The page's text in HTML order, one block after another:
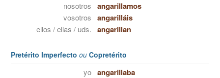
nosotros angarillamos
vosotros angarilláis
ellos / ellas / uds. angarillan
Pretérito Imperfecto ou Copretérito
yo angarillaba